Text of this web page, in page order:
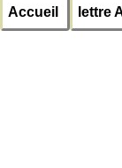
Accueil lettre